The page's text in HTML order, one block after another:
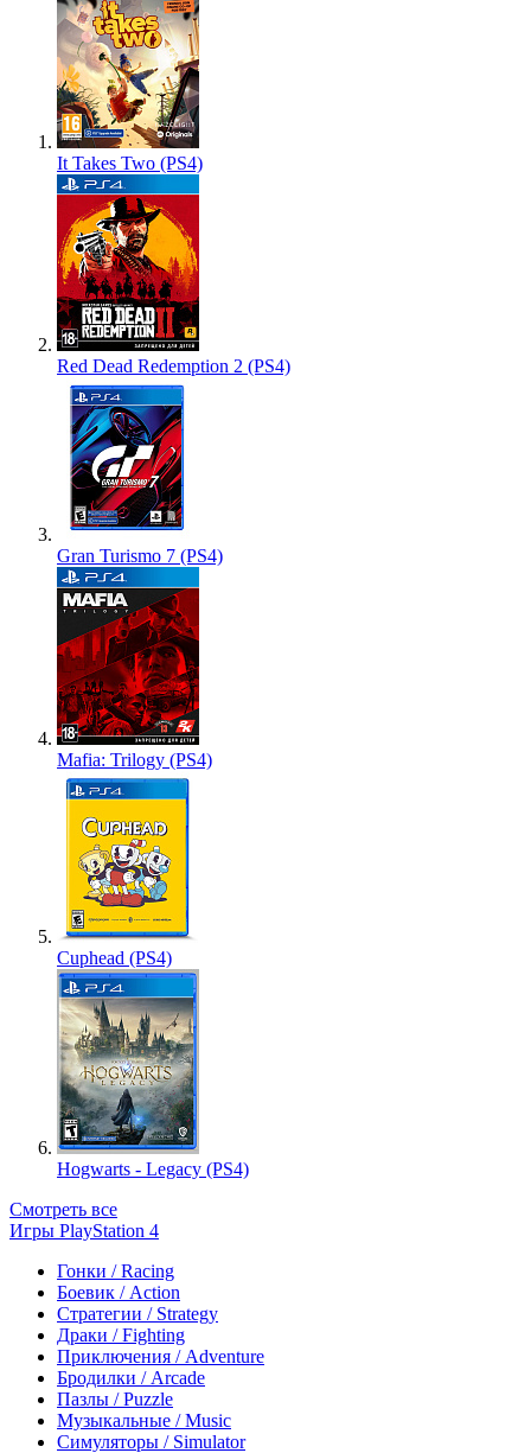
It Takes Two (PS4)
Red Dead Redemption 2 (PS4)
Gran Turismo 7 (PS4)
Mafia: Trilogy (PS4)
Cuphead (PS4)
Hogwarts - Legacy (PS4)
Смотреть все
Игры PlayStation 4
Гонки / Racing
Боевик / Action
Стратегии / Strategy
Драки / Fighting
Приключения / Adventure
Бродилки / Arcade
Пазлы / Puzzle
Музыкальные / Music
Симуляторы / Simulator